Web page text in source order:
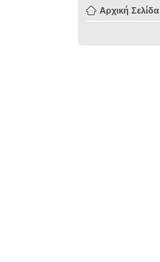
Αρχική Σελίδα